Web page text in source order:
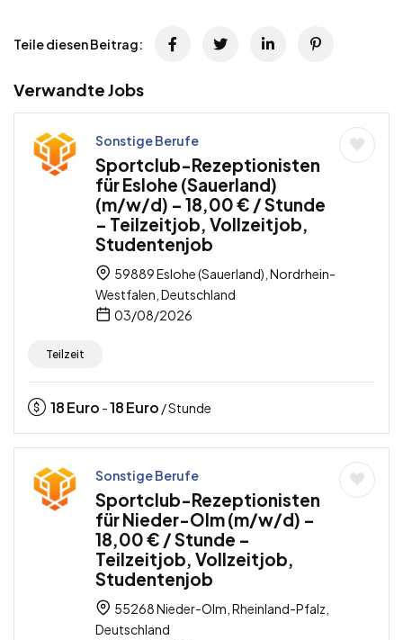
Teile diesen Beitrag:
Verwandte Jobs
Sonstige Berufe
Sportclub-Rezeptionisten
für Eslohe (Sauerland)
(m/w/d) – 18,00 € / Stunde
– Teilzeitjob, Vollzeitjob,
Studentenjob
59889 Eslohe (Sauerland), Nordrhein-
Westfalen, Deutschland
03/08/2026
Teilzeit
18Euro -18Euro / Stunde
Sonstige Berufe
Sportclub-Rezeptionisten
für Nieder-Olm (m/w/d) –
18,00 € / Stunde –
Teilzeitjob, Vollzeitjob,
Studentenjob
55268 Nieder-Olm, Rheinland-Pfalz,
Deutschland